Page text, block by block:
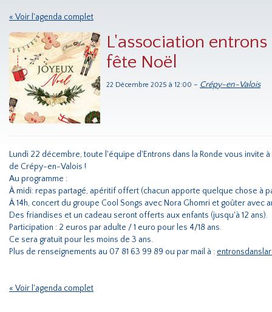
« Voir l'agenda complet
L'association
fête Noël
22 Décembre 2025 à 12:00 - Crépy-en-Valois
Lundi 22 décembre, toute l'équipe d'Entrons dans la Ronde vous invite
de Crépy-en-Valois !
Au programme :
À midi: repas partagé, apéritif offert (chacun apporte quelque chose à
À 14h, concert du groupe Cool Songs avec Nora Ghomri et goûter avec
Des friandises et un cadeau seront offerts aux enfants (jusqu'à 12 ans).
Participation : 2 euros par adulte / 1 euro pour les 4/18 ans.
Ce sera gratuit pour les moins de 3 ans.
Plus de renseignements au 07 81 63 99 89 ou par mail à :
« Voir l'agenda complet